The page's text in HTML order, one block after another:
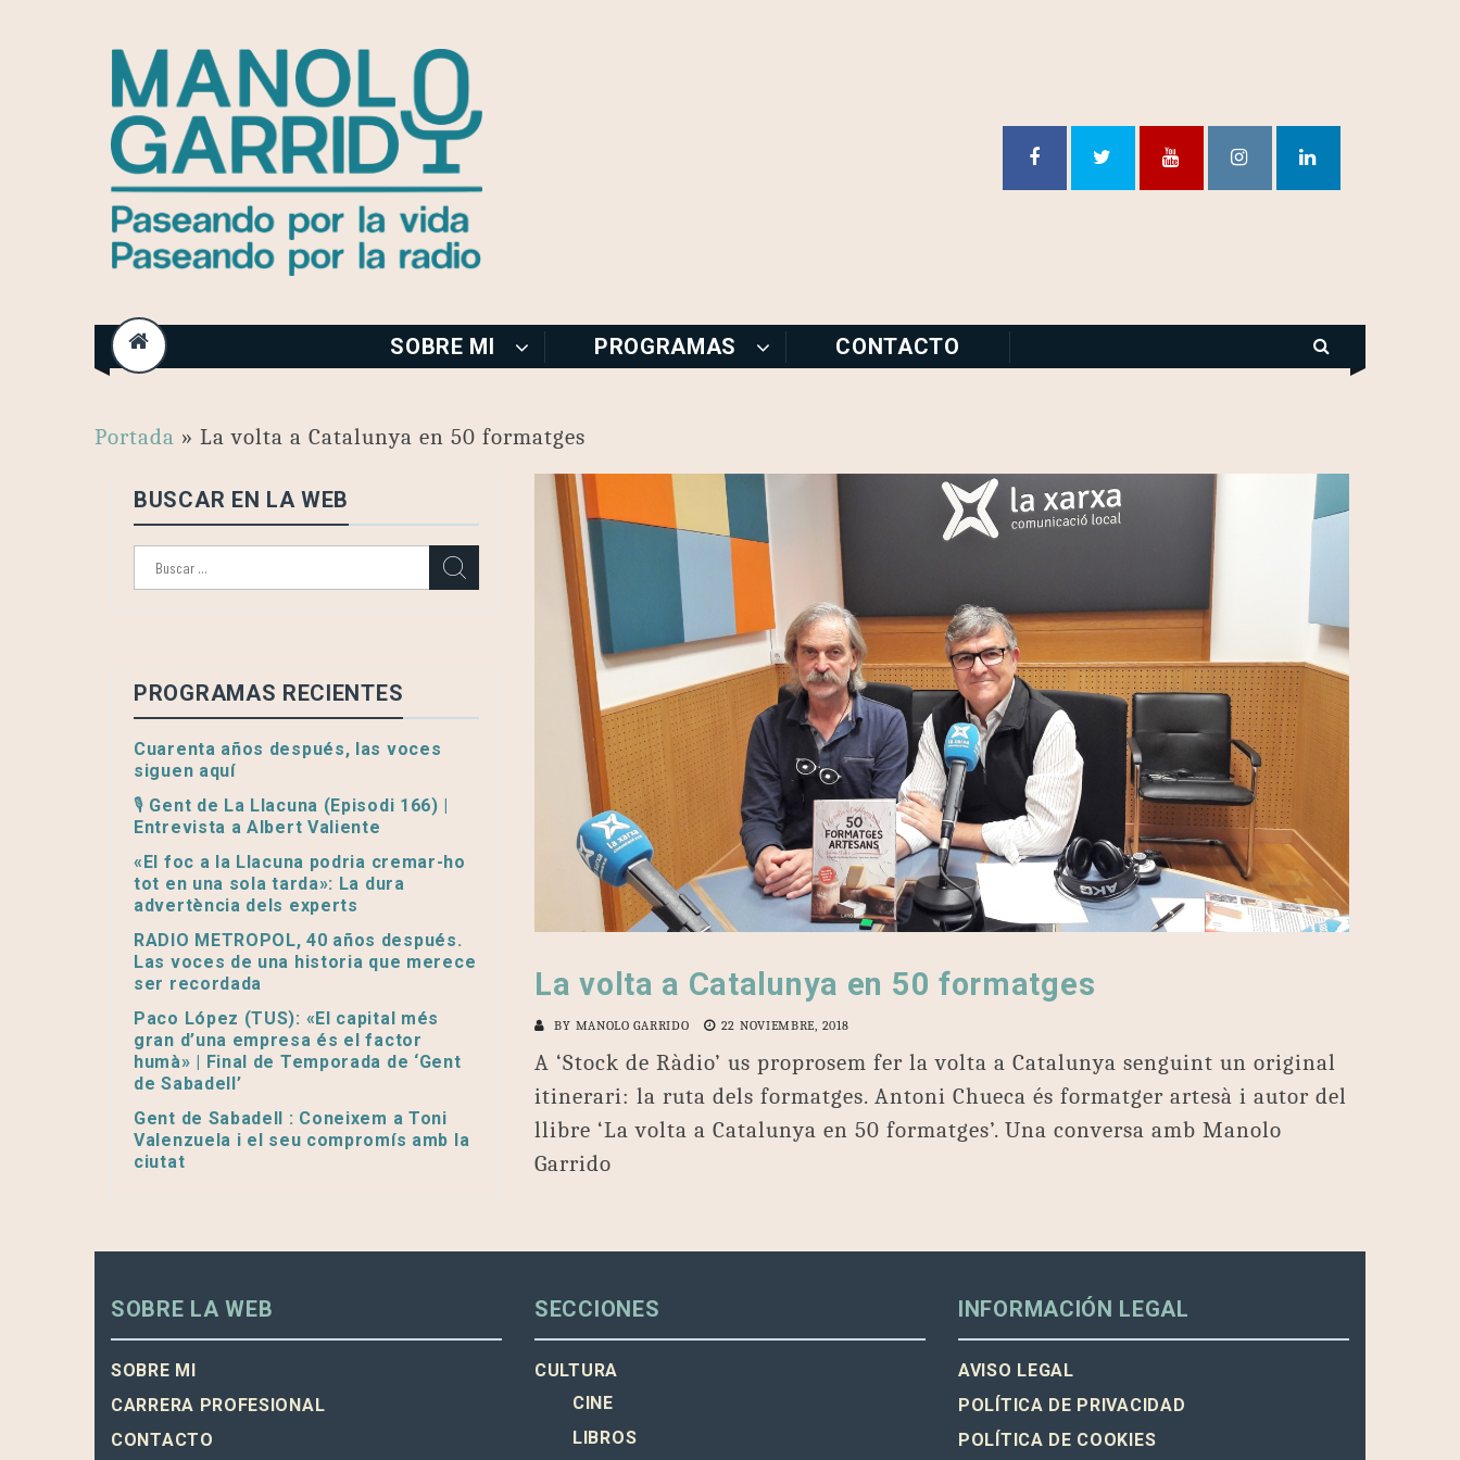
content
SOBRE MI PROGRAMAS CONTACTO
Portada » La volta a Catalunya en 50 formatges
La volta a Catalunya en 50 formatges
BY MANOLO GARRIDO 22 NOVIEMBRE, 2018
A ‘Stock de Ràdio’ us proprosem fer la volta a Catalunya senguint un original
itinerari: la ruta dels formatges. Antoni Chueca és formatger artesà i autor del
llibre ‘La volta a Catalunya en 50 formatges’. Una conversa amb Manolo
Garrido
BUSCAR EN LA WEB
PROGRAMAS RECIENTES
Cuarenta años después, las voces
siguen aquí
🎙️ Gent de La Llacuna (Episodi 166) |
Entrevista a Albert Valiente
«El foc a la Llacuna podria cremar-ho
tot en una sola tarda»: La dura
advertència dels experts
RADIO METROPOL, 40 años después.
Las voces de una historia que merece
ser recordada
Paco López (TUS): «El capital més
gran d’una empresa és el factor
humà» | Final de Temporada de ‘Gent
de Sabadell’
Gent de Sabadell : Coneixem a Toni
Valenzuela i el seu compromís amb la
ciutat
SOBRE LA WEB
SOBRE MI
CARRERA PROFESIONAL
CONTACTO
SECCIONES
CULTURA
CINE
LIBROS
INFORMACIÓN LEGAL
AVISO LEGAL
POLÍTICA DE PRIVACIDAD
POLÍTICA DE COOKIES